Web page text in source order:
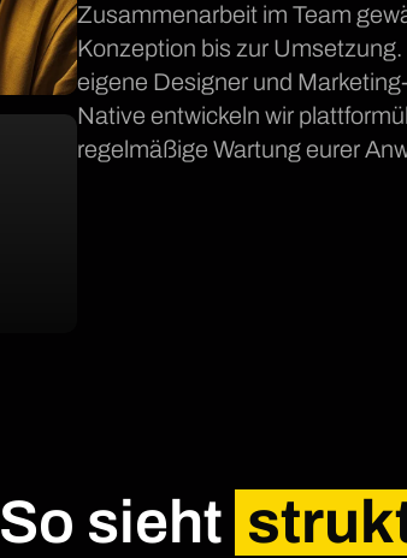
Zusammenarbeit im Team
Konzeption bis zur
eigene Designer und
Native entwickeln wir
regelmäßige Wartung eurer
So sieht